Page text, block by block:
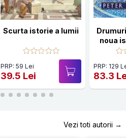
Scurta istorie a lumii
PRP: 59 Lei
39.5 Lei
noua
PRP: 129
83.3
Vezi toti autorii →